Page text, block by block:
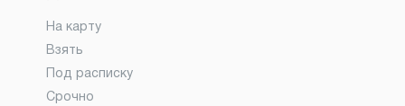
На карту
Взять
Под расписку
Срочно